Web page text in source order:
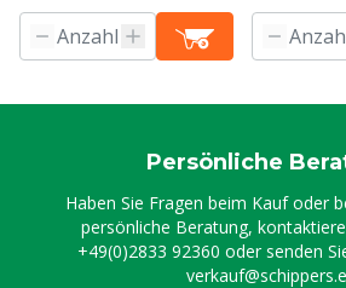
Persönliche
Haben Sie Fragen beim Kauf oder
persönliche Beratung,
+49(0)2833 92360 oder senden